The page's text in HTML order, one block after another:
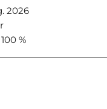
2026
100 %